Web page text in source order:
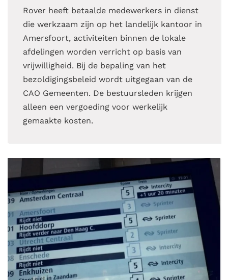
Rover heeft betaalde medewerkers in dienst
die werkzaam zijn op het landelijk kantoor in
Amersfoort, activiteiten binnen de lokale
afdelingen worden verricht op basis van
vrijwilligheid. Bij de bepaling van het
bezoldigingsbeleid wordt uitgegaan van de
CAO Gemeenten. De bestuursleden krijgen
alleen een vergoeding voor werkelijk
gemaakte kosten.